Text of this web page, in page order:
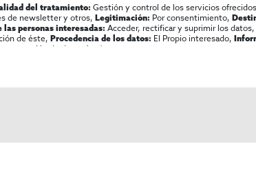
del tratamiento: Gestión y control de los servicios
de newsletter y otros, Legitimación: Por consentimiento,
las personas interesadas: Acceder, rectificar y suprimir los
de éste, Procedencia de los datos: El Propio interesado,
protección de datos
Aquí.